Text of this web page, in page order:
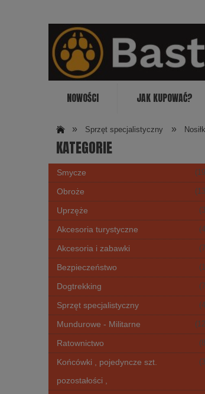
NOWOŚCI JAK KUPOWAĆ?
» Sprzęt specjalistyczny »
KATEGORIE
Smycze
Obroże
Uprzęże
Akcesoria turystyczne
Akcesoria i zabawki
Bezpieczeństwo
Dogtrekking
Sprzęt specjalistyczny
Mundurowe - Militarne
Ratownictwo
Końcówki , pojedyncze szt.
pozostałości ,